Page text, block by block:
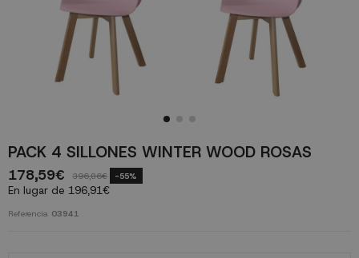
PACK 4 SILLONES WINTER WOOD ROSAS
178,59€ 396,86€ -55%
En lugar de 196,91€
Referencia 03941